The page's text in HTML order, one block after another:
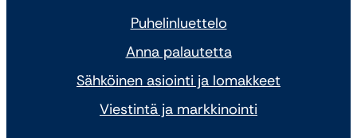
Puhelinluettelo
Anna palautetta
Sähköinen asiointi ja lomakkeet
Viestintä ja markkinointi